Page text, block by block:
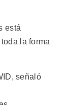
está
la forma
señaló